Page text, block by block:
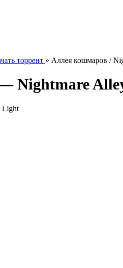
торрент » Аллея кошмаров /
—Nightmare
Light